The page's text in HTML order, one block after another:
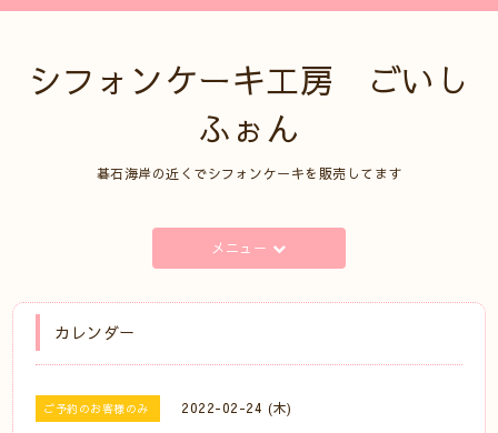
シフォンケーキ工房 ごいし
ふぉん
碁石海岸の近くでシフォンケーキを販売してます
メニュー
カレンダー
ご予約のお客様のみ 2022-02-24 (木)